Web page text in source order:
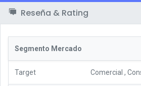
Reseña & Rating
Segmento Mercado
Target Comercial ,